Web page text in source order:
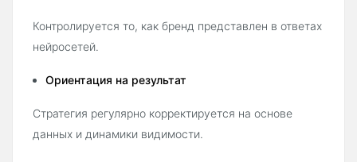
Контролируется то, как бренд представлен в ответах
нейросетей.
Ориентация на результат
Стратегия регулярно корректируется на основе
данных и динамики видимости.